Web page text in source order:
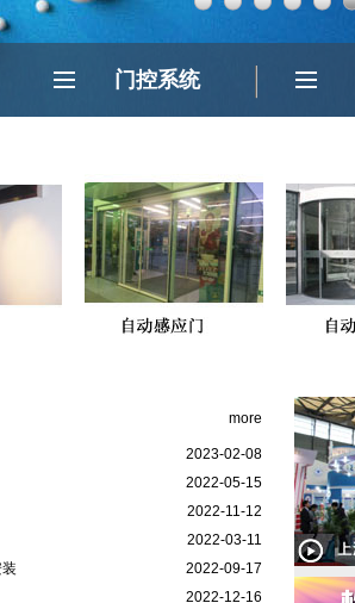
门控系统
more
2023-02-08
2022-05-15
2022-11-12
2022-03-11
2022-09-17
2022-12-16